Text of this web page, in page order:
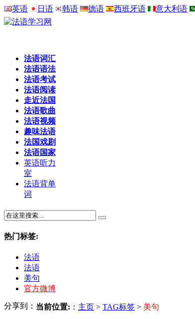
英语 日语 韩语 德语 西班牙语 意大利语
法语词汇
法语语法
法语考试
法语阅读
走近法国
法语歌曲
法语视频
趣味法语
法国戏剧
法语国家
英语听力
室
法语背单
词
热门标签:
法语
法语
美句
官方微博
分享到： 当前位置: ： 主页 > TAG标签 > 美句